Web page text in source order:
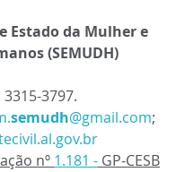
Estado da Mulher e
(SEMUDH)
3315-3797.
semudh@gmail.com;
nº 1.181 - GP-CESB